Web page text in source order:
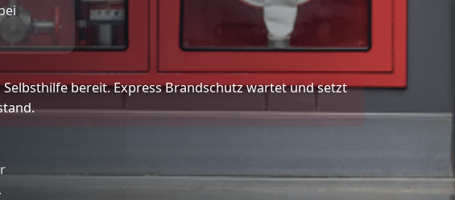
bereit. Express Brandschutz wartet und setzt